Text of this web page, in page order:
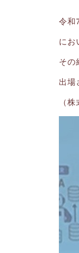
令和
にお
その
出場
（